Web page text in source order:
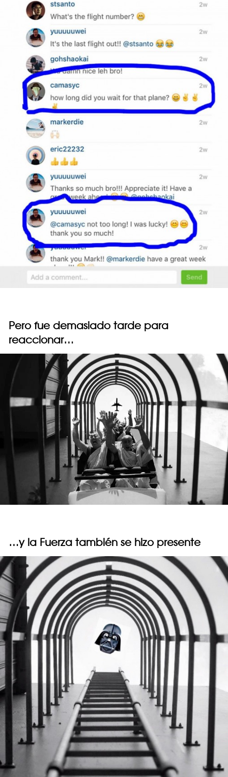
Pero fue demasiado tarde para
reaccionar…
…y la Fuerza también se hizo presente